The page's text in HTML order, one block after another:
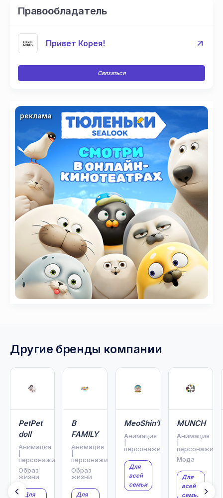
Правообладатель
Привет Корея!
Связаться
реклама
Другие бренды компании
PetPet
doll
Анимация
персонажи
Образ
жизни
Для
B
FAMILY
Анимация
персонажи
Образ
жизни
Для
MeoShin’Ke
Анимация
персонажи
Для
всей
семьи
MUNCH
Анимация
персонажи
Мода
Для
всей
семьи